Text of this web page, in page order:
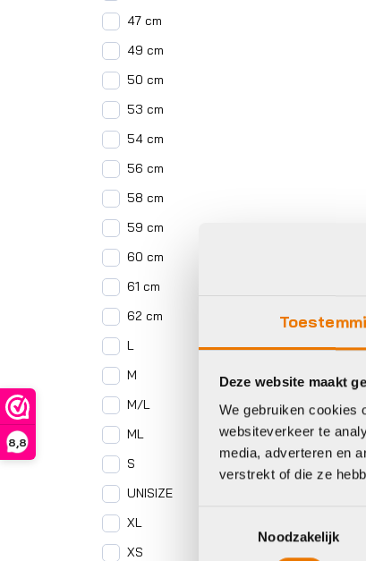
Deze website maakt
We gebruiken cookies
websiteverkeer te
media, adverteren en
verstrekt of die ze
Noodzakelijk
8,8
47 cm
49 cm
50 cm
53 cm
54 cm
56 cm
58 cm
59 cm
60 cm
61 cm
62 cm
L
M
M/L
ML
S
UNISIZE
XL
XS